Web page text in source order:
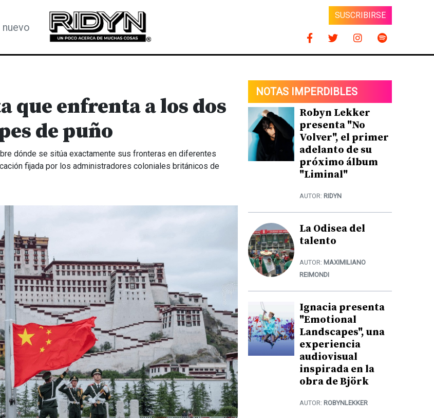
nuevo
SUSCRIBIRSE
que enfrenta a los dos
de puño
dónde se sitúa exactamente sus fronteras en diferentes
fijada por los administradores coloniales británicos de
NOTAS IMPERDIBLES
Robyn Lekker
presenta "No
Volver", el primer
adelanto de su
próximo álbum
"Liminal"
AUTOR: RIDYN
La Odisea del
talento
AUTOR: MAXIMILIANO
REIMONDI
Ignacia presenta
"Emotional
Landscapes", una
experiencia
audiovisual
inspirada en la
obra de Björk
AUTOR: ROBYNLEKKER